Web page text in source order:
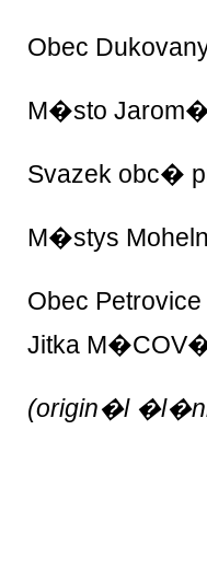
Obec
M�sto
Svazek obc�
M�stys
Obec
Jitka
(origin�l